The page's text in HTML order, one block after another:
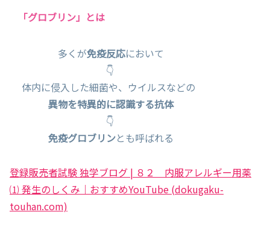
「グロブリン」とは
多くが免疫反応において
👇
体内に侵入した細菌や、ウイルスなどの
異物を特異的に認識する抗体
👇
免疫グロブリンとも呼ばれる
登録販売者試験 独学ブログ | ８２ 内服アレルギー用薬
⑴ 発生のしくみ｜おすすめYouTube (dokugaku-
touhan.com)